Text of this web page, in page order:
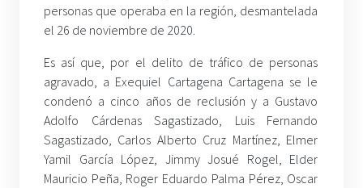
personas que operaba en la región, desmantelada
el 26 de noviembre de 2020.
Es así que, por el delito de tráfico de personas
agravado, a Exequiel Cartagena Cartagena se le
condenó a cinco años de reclusión y a Gustavo
Adolfo Cárdenas Sagastizado, Luis Fernando
Sagastizado, Carlos Alberto Cruz Martínez, Elmer
Yamil García López, Jimmy Josué Rogel, Elder
Mauricio Peña, Roger Eduardo Palma Pérez, Oscar